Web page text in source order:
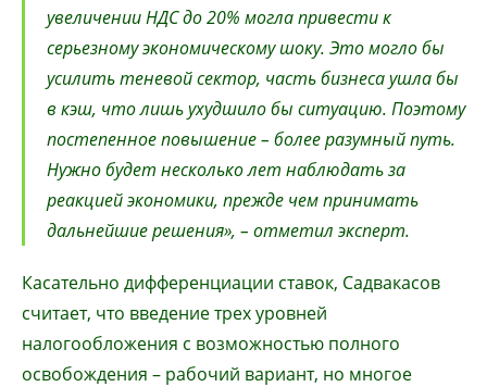
увеличении НДС до 20% могла привести к
серьезному экономическому шоку. Это могло бы
усилить теневой сектор, часть бизнеса ушла бы
в кэш, что лишь ухудшило бы ситуацию. Поэтому
постепенное повышение – более разумный путь.
Нужно будет несколько лет наблюдать за
реакцией экономики, прежде чем принимать
дальнейшие решения», – отметил эксперт.
Касательно дифференциации ставок, Садвакасов
считает, что введение трех уровней
налогообложения с возможностью полного
освобождения – рабочий вариант, но многое